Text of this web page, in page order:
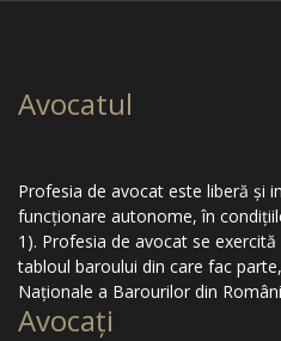
Avocatul
Profesia de avocat este liberă şi
funcţionare autonome, în
1). Profesia de avocat se
tabloul baroului din care fac
Naţionale a Barourilor din
Avocaţi